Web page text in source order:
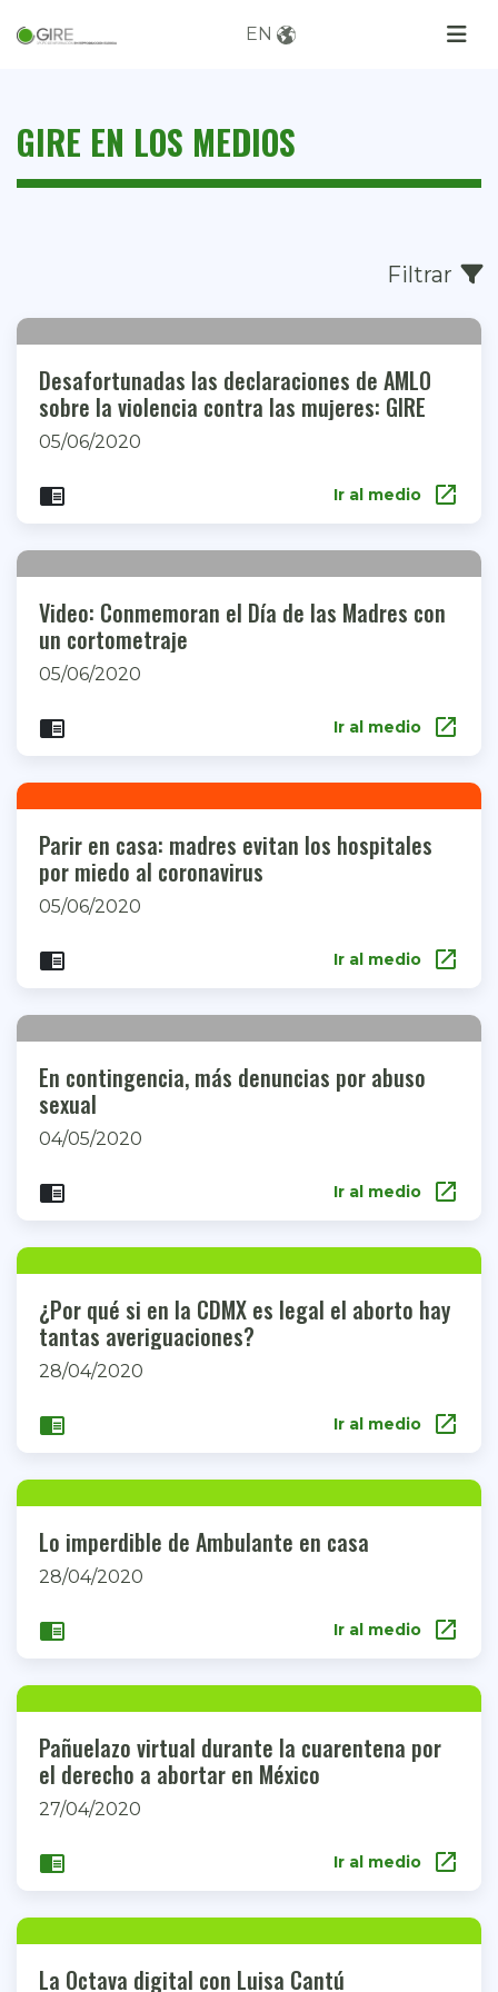
EN
GIRE EN LOS MEDIOS
Filtrar
Desafortunadas las declaraciones de AMLO
sobre la violencia contra las mujeres: GIRE
05/06/2020
chrome_reader_mode Ir al medio open_in_new
Video: Conmemoran el Día de las Madres con
un cortometraje
05/06/2020
chrome_reader_mode Ir al medio open_in_new
Parir en casa: madres evitan los hospitales
por miedo al coronavirus
05/06/2020
chrome_reader_mode Ir al medio open_in_new
En contingencia, más denuncias por abuso
sexual
04/05/2020
chrome_reader_mode Ir al medio open_in_new
¿Por qué si en la CDMX es legal el aborto hay
tantas averiguaciones?
28/04/2020
chrome_reader_mode Ir al medio open_in_new
Lo imperdible de Ambulante en casa
28/04/2020
chrome_reader_mode Ir al medio open_in_new
Pañuelazo virtual durante la cuarentena por
el derecho a abortar en México
27/04/2020
chrome_reader_mode Ir al medio open_in_new
La Octava digital con Luisa Cantú